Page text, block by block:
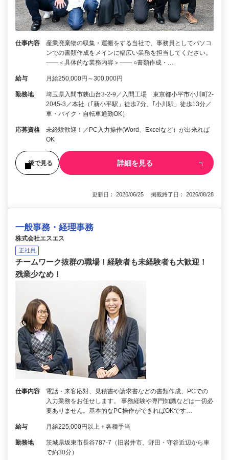
仕事内容
産業廃棄物の収集・運搬をする当社で、事務員としてパソコ
ンでの書類作成をメインに幅広い業務を担当してください。
――＜具体的な業務内容＞―― ○書類作成・…
給与 月給250,000円～300,000円
勤務地
埼玉県入間市狭山台3-2-9／入間工場 東京都小平市小川町2-
2045-3／本社（｢新小平駅」徒歩7分、｢小川駅」徒歩13分／
車・バイク・自転車通勤OK）
応募資格
未経験歓迎！／PC入力操作(Word、Excelなど）が出来れば
OK
後で見る 詳細を見る
更新日： 2026/06/25 掲載終了日： 2026/08/28
一般事務・経理事務
株式会社エスエス
正社員
チームワーク抜群の職場！経験者も未経験者も大歓迎！
残業少なめ！
仕事内容
電話・来客応対、見積書や請求書などの書類作成、PCでの
入力業務をお任せします。 事務経験や専門知識などは一切必
要ありません。基本的なPC操作ができればOKです…
給与 月給225,000円以上＋各種手当
勤務地
茨城県坂東市長谷787-7（旧岩井市、野田・守谷近辺から車
で約30分）